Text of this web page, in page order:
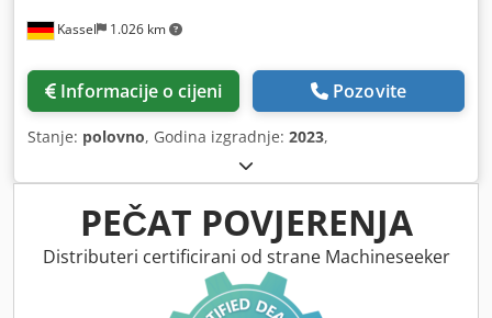
Kassel 1.026 km
Informacije o cijeni Pozovite
Stanje: polovno, Godina izgradnje: 2023,
PEČAT POVJERENJA
Distributeri certificirani od strane Machineseeker